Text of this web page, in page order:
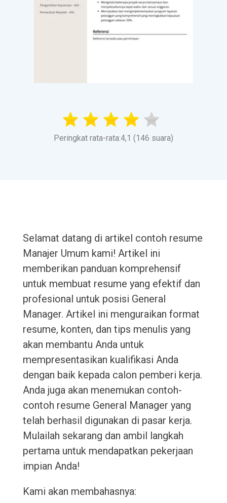
Peringkat rata-rata:4,1 (146 suara)
Selamat datang di artikel contoh resume
Manajer Umum kami! Artikel ini
memberikan panduan komprehensif
untuk membuat resume yang efektif dan
profesional untuk posisi General
Manager. Artikel ini menguraikan format
resume, konten, dan tips menulis yang
akan membantu Anda untuk
mempresentasikan kualifikasi Anda
dengan baik kepada calon pemberi kerja.
Anda juga akan menemukan contoh-
contoh resume General Manager yang
telah berhasil digunakan di pasar kerja.
Mulailah sekarang dan ambil langkah
pertama untuk mendapatkan pekerjaan
impian Anda!
Kami akan membahasnya: